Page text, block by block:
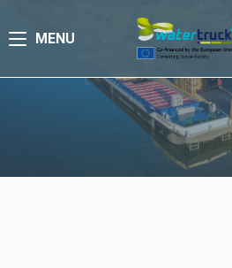
MENU